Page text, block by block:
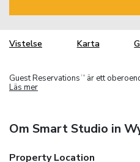
Vistelse Karta
Guest Reservations TM
är ett
Läs mer
Om Smart Studio in
Property Location